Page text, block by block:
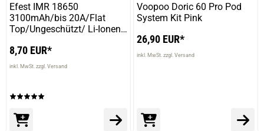
prev
Efest IMR 18650
3100mAh/bis 20A/Flat
Top/Ungeschützt/ Li-Ionen
8,70 EUR*
inkl. MwSt. zzgl. Versand
Voopoo Doric 60 Pro Pod
System Kit Pink
26,90 EUR*
inkl. MwSt. zzgl. Versand